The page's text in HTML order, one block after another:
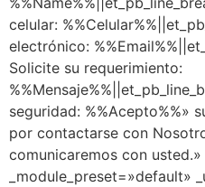
celular:
electrónico:
Solicite su requerimiento:
seguridad: %%Acepto%%»
por contactarse con
comunicaremos con usted.»
_module_preset=»default»